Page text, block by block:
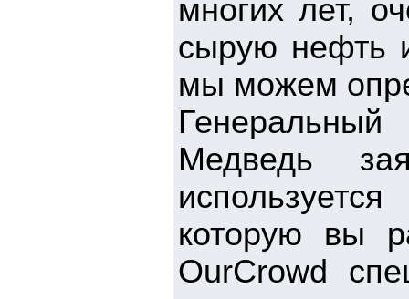
многих лет,
сырую нефть
мы можем
Медведь
которую вы
OurCrowd